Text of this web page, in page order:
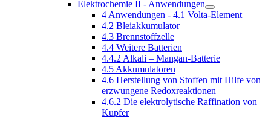
Elektrochemie II - Anwendungen
4 Anwendungen - 4.1 Volta-Element
4.2 Bleiakkumulator
4.3 Brennstoffzelle
4.4 Weitere Batterien
4.4.2 Alkali – Mangan-Batterie
4.5 Akkumulatoren
4.6 Herstellung von Stoffen mit Hilfe von
erzwungene Redoxreaktionen
4.6.2 Die elektrolytische Raffination von
Kupfer